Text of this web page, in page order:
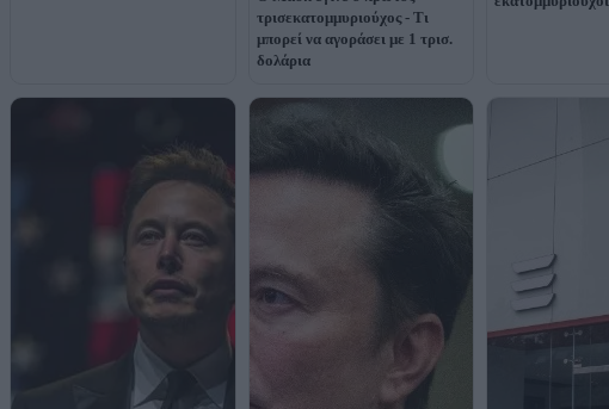
τρισεκατομμυριούχος - Τι
μπορεί να αγοράσει με 1 τρισ.
δολάρια